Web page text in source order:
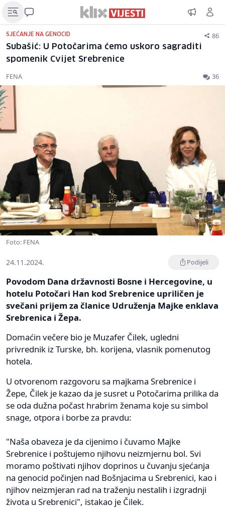
SJEĆANJE NA GENOCID 86
Subašić: U Potočarima ćemo uskoro sagraditi
spomenik Cvijet Srebrenice
FENA 36
Foto: FENA
24.11.2024. Podijeli
Povodom Dana državnosti Bosne i Hercegovine, u
hotelu Potočari Han kod Srebrenice upriličen je
svečani prijem za članice Udruženja Majke enklava
Srebrenica i Žepa.
Domaćin večere bio je Muzafer Čilek, ugledni
privrednik iz Turske, bh. korijena, vlasnik pomenutog
hotela.
U otvorenom razgovoru sa majkama Srebrenice i
Žepe, Čilek je kazao da je susret u Potočarima prilika da
se oda dužna počast hrabrim ženama koje su simbol
snage, otpora i borbe za pravdu:
"Naša obaveza je da cijenimo i čuvamo Majke
Srebrenice i poštujemo njihovu neizmjernu bol. Svi
moramo poštivati njihov doprinos u čuvanju sjećanja
na genocid počinjen nad Bošnjacima u Srebrenici, kao i
njihov neizmjeran rad na traženju nestalih i izgradnji
života u Srebrenici", istakao je Čilek.